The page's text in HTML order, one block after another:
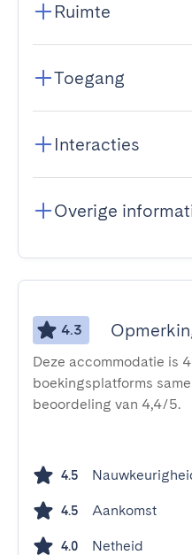
Ruimte
Toegang
Interacties
Overige
4.3
Deze accommodatie is
boekingsplatforms
beoordeling van 4,4/5.
4.5
4.5 Aankomst
4.0 Netheid